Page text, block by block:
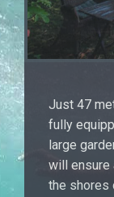
Just 47
fully
large
will ensure
the shores